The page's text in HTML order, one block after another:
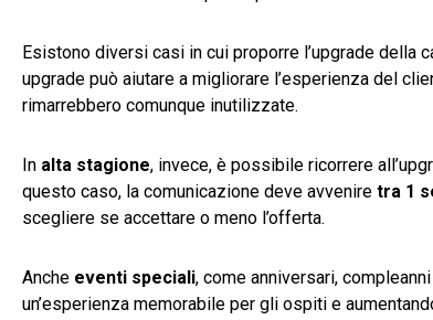
Esistono diversi casi in cui proporre l’upgrade della
upgrade può aiutare a migliorare l’esperienza del
rimarrebbero comunque inutilizzate.
In alta stagione, invece, è possibile ricorrere
questo caso, la comunicazione deve avvenire tra 1
scegliere se accettare o meno l’offerta.
Anche eventi speciali, come anniversari,
un’esperienza memorabile per gli ospiti e